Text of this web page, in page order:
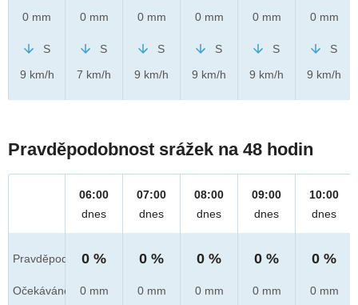
0 mm
S
9 km/h
0 mm
S
7 km/h
0 mm
S
9 km/h
0 mm
S
9 km/h
0 mm
S
9 km/h
0 mm
S
9 km/h
Pravděpodobnost srážek na 48 hodin
Pravděpod.
Očekáváno
06:00
dnes
0 %
0 mm
07:00
dnes
0 %
0 mm
08:00
dnes
0 %
0 mm
09:00
dnes
0 %
0 mm
10:00
dnes
0 %
0 mm